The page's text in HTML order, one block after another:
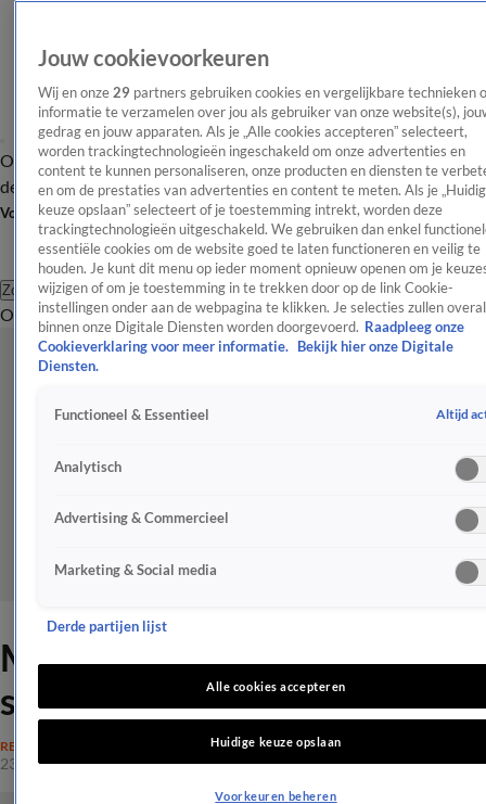
OverzichtAfleveringen Entertainment TV Algemeen
Tip
de redactieNieuwsbrief
Volg Shownieuws
Zoeken
OverzichtEntertainmentSpraakmakendRealityCrimeVideo's
MAFS-Rob bedankt voor
steun na keiharde afwijzing
REALITY
23 apr 2026, 20:02
Jouw cookievoorkeuren
Wij en onze 29 partners gebruiken cookies en vergelijkbare technieken
informatie te verzamelen over jou als gebruiker van onze website(s),
gedrag en jouw apparaten. Als je „Alle cookies accepteren” selecteert,
worden trackingtechnologieën ingeschakeld om onze advertenties en
content te kunnen personaliseren, onze producten en diensten te
en om de prestaties van advertenties en content te meten. Als je
keuze opslaan” selecteert of je toestemming intrekt, worden deze
trackingtechnologieën uitgeschakeld. We gebruiken dan enkel
essentiële cookies om de website goed te laten functioneren en veilig te
houden. Je kunt dit menu op ieder moment opnieuw openen om je
wijzigen of om je toestemming in te trekken door op de link Cookie-
instellingen onder aan de webpagina te klikken. Je selecties zullen overal
binnen onze Digitale Diensten worden doorgevoerd. Raadpleeg onze
Cookieverklaring voor meer informatie.
Bekijk hier onze Digitale
Diensten.
Functioneel & Essentieel Altijd
Analytisch
Advertising & Commercieel
Marketing & Social media
Derde partijen lijst
Alle cookies accepteren
Huidige keuze opslaan
Voorkeuren beheren